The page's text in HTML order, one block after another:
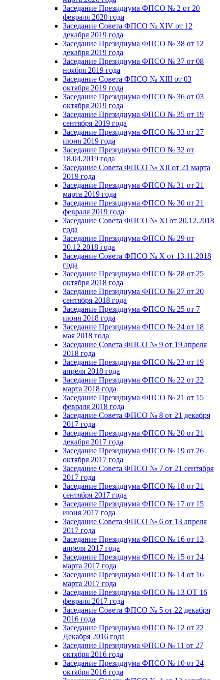
Заседание Президиума ФПСО № 2 от 20
февраля 2020 года
Заседание Совета ФПСО № XIV от 12
декабря 2019 года
Заседание Президиума ФПСО № 38 от 12
декабря 2019 года
Заседание Президиума ФПСО № 37 от 08
ноября 2019 года
Заседание Совета ФПСО № XIII от 03
октября 2019 года
Заседание Президиума ФПСО № 36 от 03
октября 2019 года
Заседание Президиума ФПСО № 35 от 19
сентября 2019 года
Заседание Президиума ФПСО № 33 от 27
июня 2019 года
Заседание Президиума ФПСО № 32 от
18.04.2019 года
Заседание Совета ФПСО № XII от 21 марта
2019 года
Заседание Президиума ФПСО № 31 от 21
марта 2019 года
Заседание Президиума ФПСО № 30 от 21
февраля 2019 года
Заседание Совета ФПСО № XI от 20.12.2018
года
Заседание Президиума ФПСО № 29 от
20.12.2018 года
Заседание Совета ФПСО № X от 13.11.2018
года
Заседание Президиума ФПСО № 28 от 25
октября 2018 года
Заседание Президиума ФПСО № 27 от 20
сентября 2018 года
Заседание Президиума ФПСО № 25 от 7
июня 2018 года
Заседание Президиума ФПСО № 24 от 18
мая 2018 года
Заседание Совета ФПСО № 9 от 19 апреля
2018 года
Заседание Президиума ФПСО № 23 от 19
апреля 2018 года
Заседание Президиума ФПСО № 22 от 22
марта 2018 года
Заседание Президиума ФПСО № 21 от 15
февраля 2018 года
Заседание Совета ФПСО № 8 от 21 декабря
2017 года
Заседание Президиума ФПСО № 20 от 21
декабря 2017 года
Заседание Президиума ФПСО № 19 от 26
октября 2017 года
Заседание Совета ФПСО № 7 от 21 сентября
2017 года
Заседание Президиума ФПСО № 18 от 21
сентября 2017 года
Заседание Президиума ФПСО № 17 от 15
июня 2017 года
Заседание Совета ФПСО № 6 от 13 апреля
2017 года
Заседание Президиума ФПСО № 16 от 13
апреля 2017 года
Заседание Президиума ФПСО № 15 от 24
марта 2017 года
Заседание Президиума ФПСО № 14 от 16
марта 2017 года
Заседание Президиума ФПСО № 13 ОТ 16
февраля 2017 года
Заседание Совета ФПСО № 5 от 22 декабря
2016 года
Заседание Президиума ФПСО № 12 от 22
Декабря 2016 года
Заседание Президиума ФПСО № 11 от 27
октября 2016 года
Заседание Президиума ФПСО № 10 от 24
октября 2016 года